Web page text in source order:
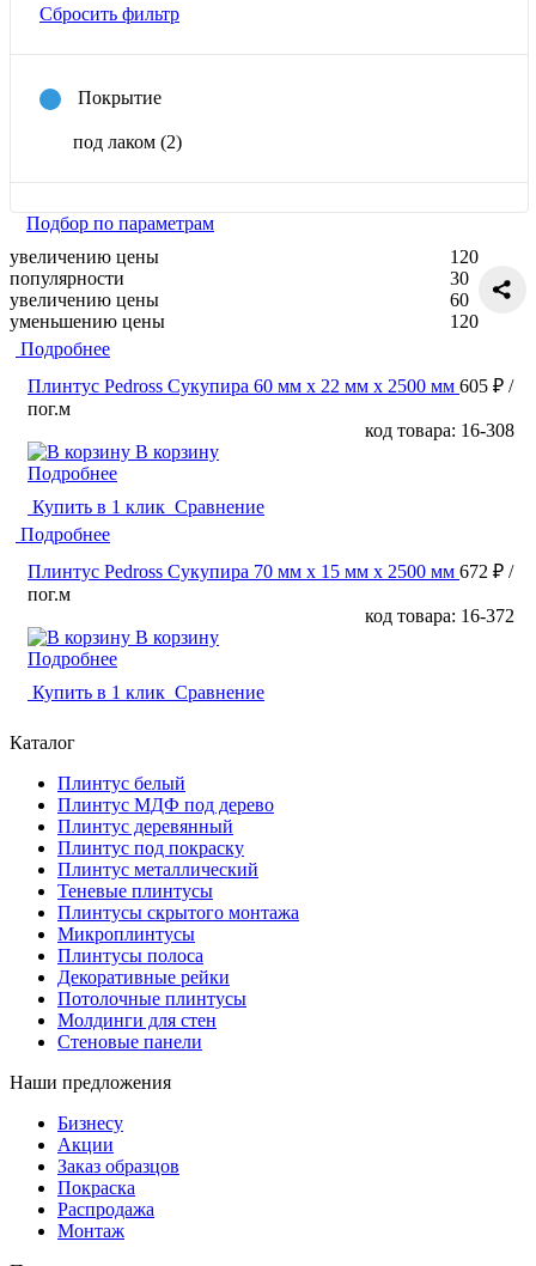
Сбросить фильтр
Покрытие
под лаком (2)
Подбор по параметрам
увеличению цены
популярности
увеличению цены
уменьшению цены
120
30
60
120
Подробнее
Плинтус Pedross Сукупира 60 мм х 22 мм х 2500 мм 605 ₽ /
пог.м
код товара: 16-308
В корзину
Подробнее
Купить в 1 клик Сравнение
Подробнее
Плинтус Pedross Сукупира 70 мм х 15 мм х 2500 мм 672 ₽ /
пог.м
код товара: 16-372
В корзину
Подробнее
Купить в 1 клик Сравнение
Каталог
Плинтус белый
Плинтус МДФ под дерево
Плинтус деревянный
Плинтус под покраску
Плинтус металлический
Теневые плинтусы
Плинтусы скрытого монтажа
Микроплинтусы
Плинтусы полоса
Декоративные рейки
Потолочные плинтусы
Молдинги для стен
Стеновые панели
Наши предложения
Бизнесу
Акции
Заказ образцов
Покраска
Распродажа
Монтаж